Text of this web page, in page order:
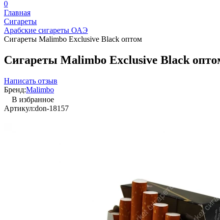
0
Главная
Сигареты
Арабские сигареты ОАЭ
Сигареты Malimbo Exclusive Black оптом
Сигареты Malimbo Exclusive Black
Написать отзыв
Бренд:Malimbo
В избранное
Артикул:don-18157